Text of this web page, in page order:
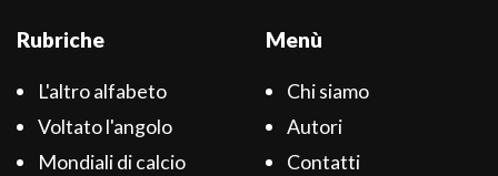
Rubriche
L'altro alfabeto
Voltato l'angolo
Mondiali di calcio
Menù
Chi siamo
Autori
Contatti